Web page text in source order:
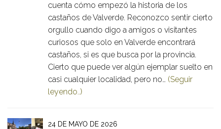
cuenta cómo empezó la historia de los
castaños de Valverde. Reconozco sentir cierto
orgullo cuando digo a amigos o visitantes
curiosos que solo en Valverde encontrará
castaños, si es que busca por la provincia.
Cierto que puede ver algún ejemplar suelto en
casi cualquier localidad, pero no… (Seguir
leyendo..)
24 DE MAYO DE 2026